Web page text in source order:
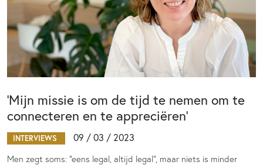
‘Mijn missie is om de tijd te nemen om te
connecteren en te appreciëren’
INTERVIEWS 09 / 03 / 2023
Men zegt soms: "eens legal, altijd legal", maar niets is minder